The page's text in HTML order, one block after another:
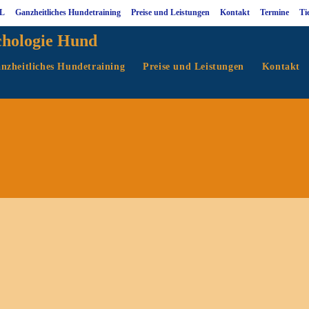
Ganzheitliches Hundetraining Preise und Leistungen Kontakt Termine
Hund
Hundetraining Preise und Leistungen Kontakt